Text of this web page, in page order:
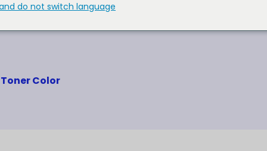
minolta de
Color
do not switch language